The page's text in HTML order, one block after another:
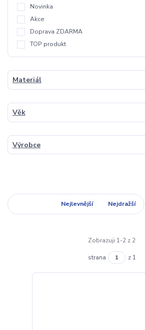
Novinka
Akce
Doprava ZDARMA
TOP produkt
Materiál
Věk
Výrobce
Nejlevnější Nejdražší
Zobrazuji 1-2 z 2
strana z 1